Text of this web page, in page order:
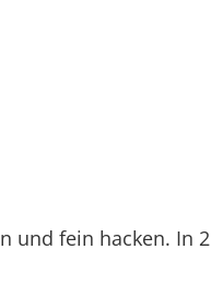
und fein hacken. In 2